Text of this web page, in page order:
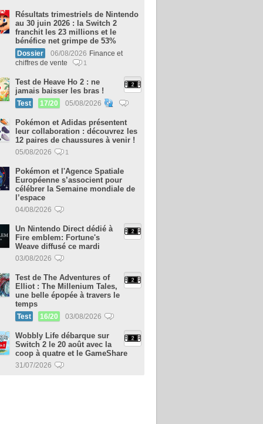
Résultats trimestriels de Nintendo
au 30 juin 2026 : la Switch 2
franchit les 23 millions et le
bénéfice net grimpe de 53%
Dossier 06/08/2026 Finance et
chiffres de vente
1
Test de Heave Ho 2 : ne
jamais baisser les bras !
Test 17/20 05/08/2026
Pokémon et Adidas présentent
leur collaboration : découvrez les
12 paires de chaussures à venir !
05/08/2026 1
Pokémon et l'Agence Spatiale
Européenne s’associent pour
célébrer la Semaine mondiale de
l’espace
04/08/2026
Un Nintendo Direct dédié à
Fire emblem: Fortune's
Weave diffusé ce mardi
03/08/2026
Test de The Adventures of
Elliot : The Millenium Tales,
une belle épopée à travers le
temps
Test 16/20 03/08/2026
Wobbly Life débarque sur
Switch 2 le 20 août avec la
coop à quatre et le GameShare
31/07/2026